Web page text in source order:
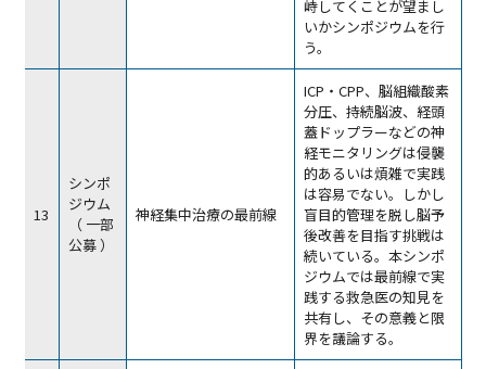
峙してくことが望まし
いかシンポジウムを行
う。
13
シンポ
ジウム
（ 一部
公募 ）
神経集中治療の最前線
ICP・CPP、脳組織酸素
分圧、持続脳波、経頭
蓋ドップラーなどの神
経モニタリングは侵襲
的あるいは煩雑で実践
は容易でない。しかし
盲目的管理を脱し脳予
後改善を目指す挑戦は
続いている。本シンポ
ジウムでは最前線で実
践する救急医の知見を
共有し、その意義と限
界を議論する。